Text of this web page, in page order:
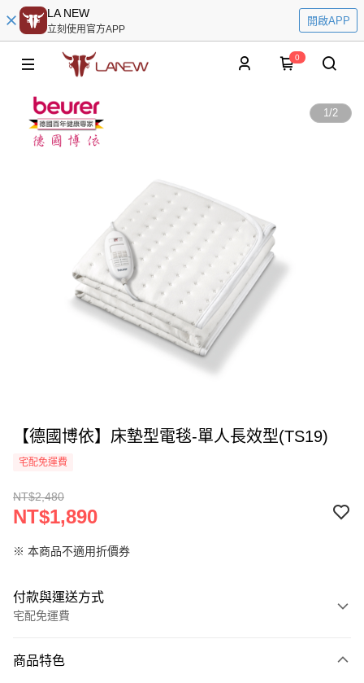
LA NEW
立刻使用官方APP
開啟APP
0
1/2
【德國博依】床墊型電毯-單人長效型(TS19)
宅配免運費
NT$2,480
NT$1,890
※ 本商品不適用折價券
付款與運送方式
宅配免運費
信用卡一次付款
商品特色